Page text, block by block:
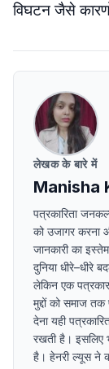
विघटन जैसे
लेखक के बारे में
Manisha
पत्रकारिता
को उजागर करना
जानकारी का
दुनिया धीरे–धीरे
लेकिन एक
मुद्दों को समाज
देना यही
रखती है। इसलिए
है। हेनरी ल्यूस ने